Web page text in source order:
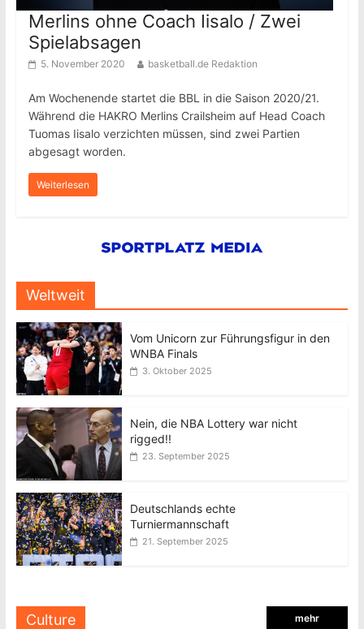
Merlins ohne Coach Iisalo / Zwei
Spielabsagen
5. November 2020 basketball.de Redaktion
Am Wochenende startet die BBL in die Saison 2020/21.
Während die HAKRO Merlins Crailsheim auf Head Coach
Tuomas Iisalo verzichten müssen, sind zwei Partien
abgesagt worden.
Weiterlesen
Weltweit
Vom Unicorn zur Führungsfigur in den
WNBA Finals
3. Oktober 2025
Nein, die NBA Lottery war nicht
rigged!!
23. September 2025
Deutschlands echte
Turniermannschaft
21. September 2025
Culture mehr